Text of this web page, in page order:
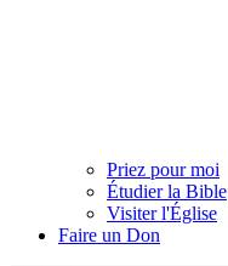
Priez pour moi
Étudier la Bible
Visiter l'Église
Faire un Don